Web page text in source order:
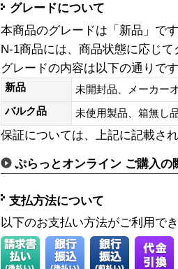
グレードについて
本商品のグレードは「新品」です
N-1商品には、商品状態に応じ
グレードの内容は以下の通りで
新品
未開封品、メーカー
バルク品
未使用製品、箱無
保証については、上記に記載さ
ぷらっとオンライン ご購入の
支払方法について
以下のお支払い方法がご利用で